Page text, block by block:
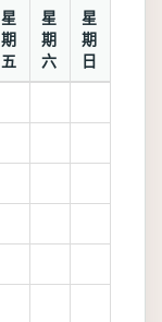
星
期
五
星
期
六
星
期
日